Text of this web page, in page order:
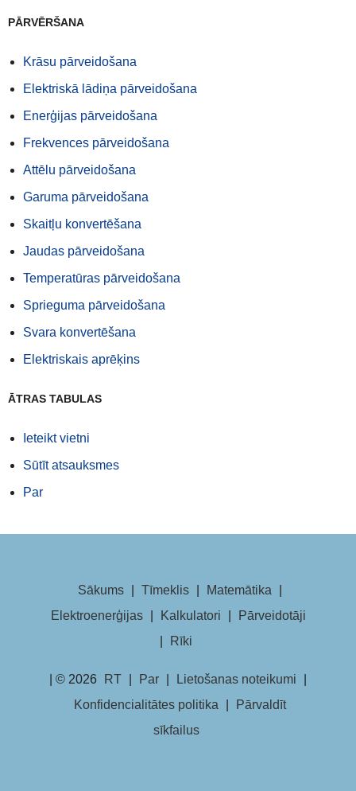
PĀRVĒRŠANA
Krāsu pārveidošana
Elektriskā lādiņa pārveidošana
Enerģijas pārveidošana
Frekvences pārveidošana
Attēlu pārveidošana
Garuma pārveidošana
Skaitļu konvertēšana
Jaudas pārveidošana
Temperatūras pārveidošana
Sprieguma pārveidošana
Svara konvertēšana
Elektriskais aprēķins
ĀTRAS TABULAS
Ieteikt vietni
Sūtīt atsauksmes
Par
Sākums Tīmeklis Matemātika
Elektroenerģijas
Kalkulatori
Pārveidotāji
Rīki
| © 2026 RT Par Lietošanas noteikumi
Konfidencialitātes politika
Pārvaldīt
sīkfailus